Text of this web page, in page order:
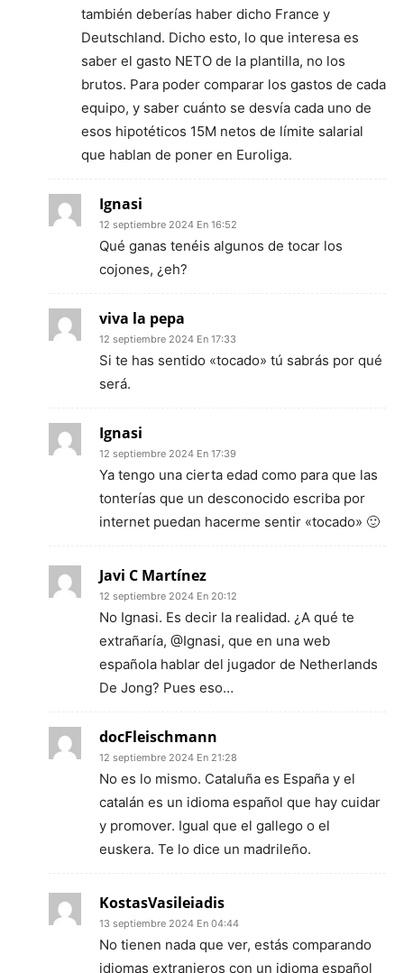
también deberías haber dicho France y
Deutschland. Dicho esto, lo que interesa es
saber el gasto NETO de la plantilla, no los
brutos. Para poder comparar los gastos de cada
equipo, y saber cuánto se desvía cada uno de
esos hipotéticos 15M netos de límite salarial
que hablan de poner en Euroliga.
Ignasi
12 septiembre 2024 En 16:52
Qué ganas tenéis algunos de tocar los
cojones, ¿eh?
viva la pepa
12 septiembre 2024 En 17:33
Si te has sentido «tocado» tú sabrás por qué
será.
Ignasi
12 septiembre 2024 En 17:39
Ya tengo una cierta edad como para que las
tonterías que un desconocido escriba por
internet puedan hacerme sentir «tocado» 🙂
Javi C Martínez
12 septiembre 2024 En 20:12
No Ignasi. Es decir la realidad. ¿A qué te
extrañaría, @Ignasi, que en una web
española hablar del jugador de Netherlands
De Jong? Pues eso…
docFleischmann
12 septiembre 2024 En 21:28
No es lo mismo. Cataluña es España y el
catalán es un idioma español que hay cuidar
y promover. Igual que el gallego o el
euskera. Te lo dice un madrileño.
KostasVasileiadis
13 septiembre 2024 En 04:44
No tienen nada que ver, estás comparando
idiomas extranjeros con un idioma español